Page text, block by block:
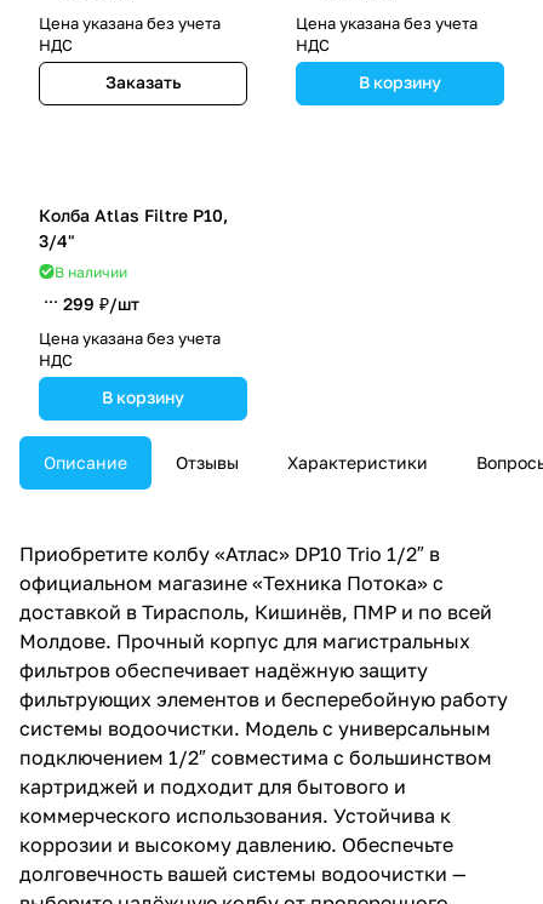
Цена указана без учета
НДС
Заказать
Цена указана без учета
НДС
В корзину
Колба Atlas Filtre P10,
3/4"
В наличии
299 ₽/шт
Цена указана без учета
НДС
В корзину
Описание Отзывы Характеристики
Приобретите колбу «Атлас» DP10 Trio 1/2″ в
официальном магазине «Техника Потока» с
доставкой в Тирасполь, Кишинёв, ПМР и по всей
Молдове. Прочный корпус для магистральных
фильтров обеспечивает надёжную защиту
фильтрующих элементов и бесперебойную работу
системы водоочистки. Модель с универсальным
подключением 1/2″ совместима с большинством
картриджей и подходит для бытового и
коммерческого использования. Устойчива к
коррозии и высокому давлению. Обеспечьте
долговечность вашей системы водоочистки —